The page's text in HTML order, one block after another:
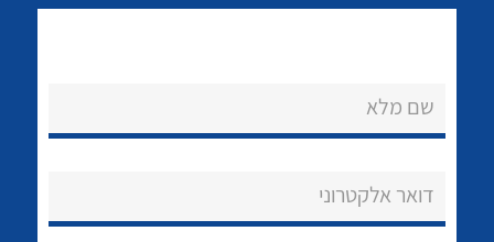
נקודות מכירה
שם מלא
דואר אלקטרוני